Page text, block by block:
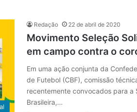
Redação 22 de abril de 2020
Movimento Seleção
em campo contra o
Em uma ação conjunta da
de Futebol (CBF), comissão
recentemente convocados para a
Brasileira,…